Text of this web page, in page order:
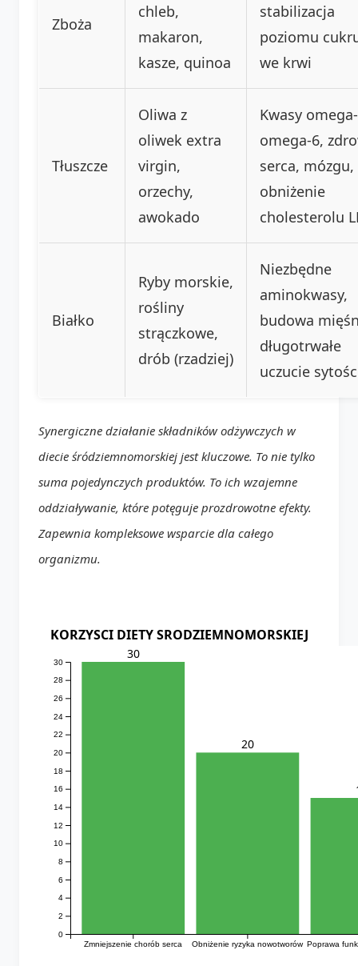
Zboża
chleb,
makaron,
kasze, quinoa
stabilizacja
poziomu
we krwi
Tłuszcze
Oliwa z
oliwek extra
virgin,
orzechy,
awokado
Kwasy
omega-6,
serca, mózgu,
obniżenie
cholesterolu
Białko
Ryby morskie,
rośliny
strączkowe,
drób (rzadziej)
Niezbędne
aminokwasy,
budowa
długotrwałe
uczucie
Synergiczne działanie składników odżywczych w
diecie śródziemnomorskiej jest kluczowe. To nie tylko
suma pojedynczych produktów. To ich wzajemne
oddziaływanie, które potęguje prozdrowotne efekty.
Zapewnia kompleksowe wsparcie dla całego
organizmu.
KORZYSCI DIETY SRODZIEMNOMORSKIEJ
Zmniejszenie chorób serca Obniżenie ryzyka nowotworów Poprawa
0
2
4
6
8
10
12
14
16
18
20
22
24
26
28
30
30
20